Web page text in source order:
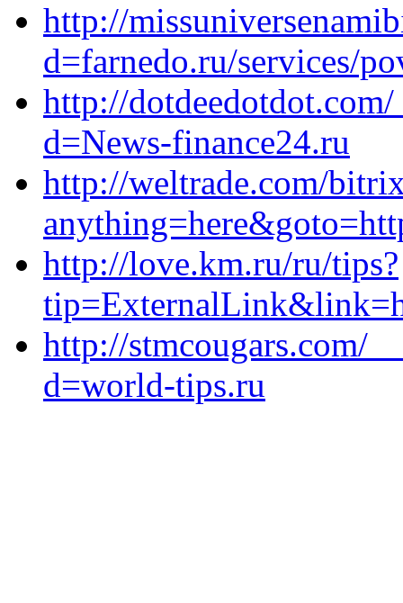
http://
d=farnedo.ru/services/
http://
d=News-finance24.ru
http://weltrade.com/
http://love.km.ru/ru/tips?
http://stmcougars.com/
d=world-tips.ru